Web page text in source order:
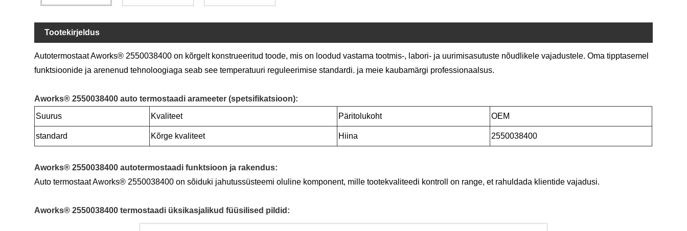
Tootekirjeldus
Autotermostaat Aworks® 2550038400 on kõrgelt konstrueeritud toode, mis on loodud vastama tootmis-, labori- ja uurimisasutuste nõudlikele vajadustele. Oma tipptasemel
funktsioonide ja arenenud tehnoloogiaga seab see temperatuuri reguleerimise standardi. ja meie kaubamärgi professionaalsus.
Aworks® 2550038400 auto termostaadi arameeter (spetsifikatsioon):
Suurus
Kvaliteet Päritolukoht OEM
standard Kõrge kvaliteet Hiina 2550038400
Aworks® 2550038400 autotermostaadi funktsioon ja rakendus:
Auto termostaat Aworks® 2550038400 on sõiduki jahutussüsteemi oluline komponent, mille tootekvaliteedi kontroll on range, et rahuldada klientide vajadusi.
Aworks® 2550038400 termostaadi üksikasjalikud füüsilised pildid: